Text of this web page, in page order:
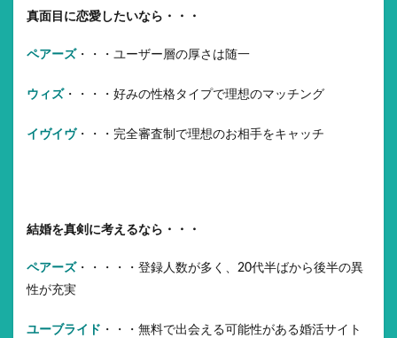
真面目に恋愛したいなら・・・
ペアーズ ・・・ユーザー層の厚さは随一
ウィズ ・・・・好みの性格タイプで理想のマッチング
イヴイヴ ・・・完全審査制で理想のお相手をキャッチ
結婚を真剣に考えるなら・・・
ペアーズ ・・・・・登録人数が多く、20代半ばから後半の異
性が充実
ユーブライド ・・・無料で出会える可能性がある婚活サイト